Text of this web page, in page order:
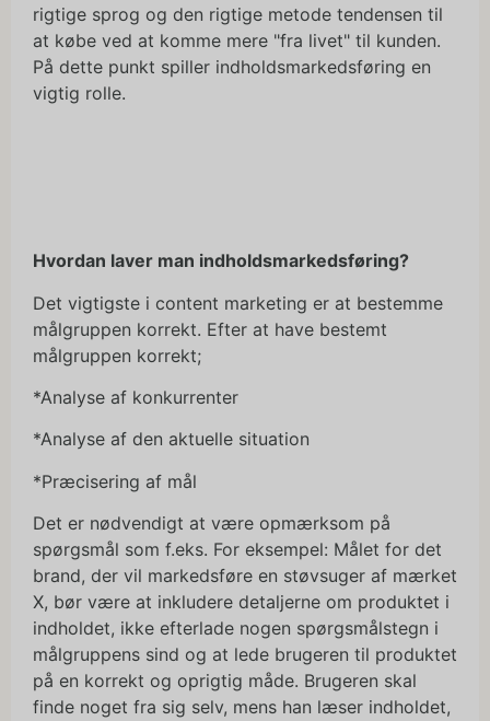
rigtige sprog og den rigtige metode tendensen til
at købe ved at komme mere "fra livet" til kunden.
På dette punkt spiller indholdsmarkedsføring en
vigtig rolle.
Hvordan laver man indholdsmarkedsføring?
Det vigtigste i content marketing er at bestemme
målgruppen korrekt. Efter at have bestemt
målgruppen korrekt;
*Analyse af konkurrenter
*Analyse af den aktuelle situation
*Præcisering af mål
Det er nødvendigt at være opmærksom på
spørgsmål som f.eks. For eksempel: Målet for det
brand, der vil markedsføre en støvsuger af mærket
X, bør være at inkludere detaljerne om produktet i
indholdet, ikke efterlade nogen spørgsmålstegn i
målgruppens sind og at lede brugeren til produktet
på en korrekt og oprigtig måde. Brugeren skal
finde noget fra sig selv, mens han læser indholdet,